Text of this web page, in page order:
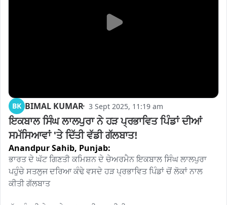
BK BIMAL KUMAR 3 Sept 2025, 11:19 am
ਇਕਬਾਲ ਸਿੰਘ ਲਾਲਪੁਰਾ ਨੇ ਹੜ ਪ੍ਰਭਾਵਿਤ ਪਿੰਡਾਂ ਦੀਆਂ
ਸਮੱਸਿਆਵਾਂ 'ਤੇ ਦਿੱਤੀ ਵੱਡੀ ਗੱਲਬਾਤ!
Anandpur Sahib, Punjab:
ਭਾਰਤ ਦੇ ਘੱਟ ਗਿਣਤੀ ਕਮਿਸ਼ਨ ਦੇ ਚੇਅਰਮੈਨ ਇਕਬਾਲ ਸਿੰਘ ਲਾਲਪੁਰਾ
ਪਹੁੰਚੇ ਸਤਲੁਜ ਦਰਿਆ ਕੰਢੇ ਵਸਦੇ ਹੜ ਪ੍ਰਭਾਵਿਤ ਪਿੰਡਾਂ ਚੋਂ ਲੋਕਾਂ ਨਾਲ
ਕੀਤੀ ਗੱਲਬਾਤ